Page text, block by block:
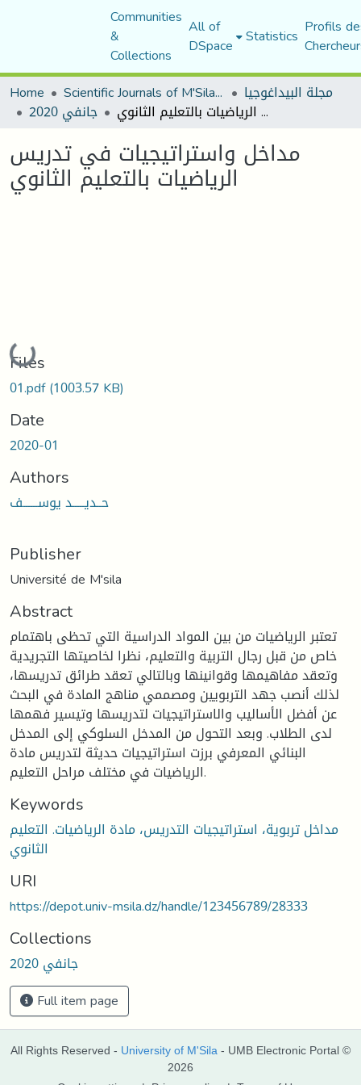
Communities
&
Collections
All of
DSpace Statistics Profils
Home
Scientific Journals of M'Sila University مجلة البيداغوجيا
جانفي 2020 مداخل واستراتيجيات في تدريس الرياضيات بالتعليم الثانوي
مداخل واستراتيجيات في تدريس
الرياضيات بالتعليم الثانوي
Loading...
Files
01.pdf(1003.57 KB)
Date
2020-01
Authors
حــديـــــد يوســــــف
Publisher
Université de M'sila
Abstract
تعتبر الرياضيات من بين المواد الدراسية التي تحظى باهتمام
خاص من قبل رجال التربية والتعليم، نظرا لخاصيتها التجريدية
وتعقد مفاهيمها وقوانينها وبالتالي تعقد طرائق تدريسها،
لذلك أنصب جهد التربويين ومصممي مناهج المادة في البحث
عن أفضل الأساليب والاستراتيجيات لتدريسها وتيسير فهمها
لدى الطلاب. وبعد التحول من المدخل السلوكي إلى المدخل
البنائي المعرفي برزت استراتيجيات حديثة لتدريس مادة
الرياضيات في مختلف مراحل التعليم.
Keywords
مداخل تربوية، استراتيجيات التدريس، مادة الرياضيات. التعليم
الثانوي
URI
https://depot.univ-msila.dz/handle/123456789/28333
Collections
جانفي 2020
Full item page
All Rights Reserved - University of M'Sila - UMB Electronic Portal ©
2026